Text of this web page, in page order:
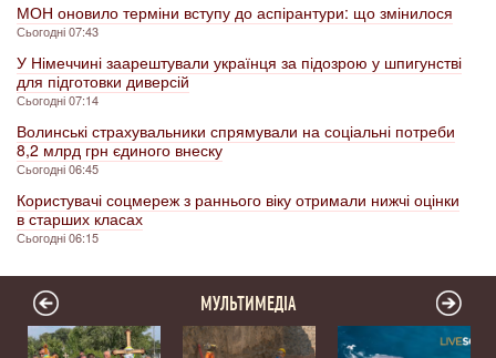
МОН оновило терміни вступу до аспірантури: що змінилося
Сьогодні 07:43
У Німеччині заарештували українця за підозрою у шпигунстві
для підготовки диверсій
Сьогодні 07:14
Волинські страхувальники спрямували на соціальні потреби
8,2 млрд грн єдиного внеску
Сьогодні 06:45
Користувачі соцмереж з раннього віку отримали нижчі оцінки
в старших класах
Сьогодні 06:15
МУЛЬТИМЕДІА